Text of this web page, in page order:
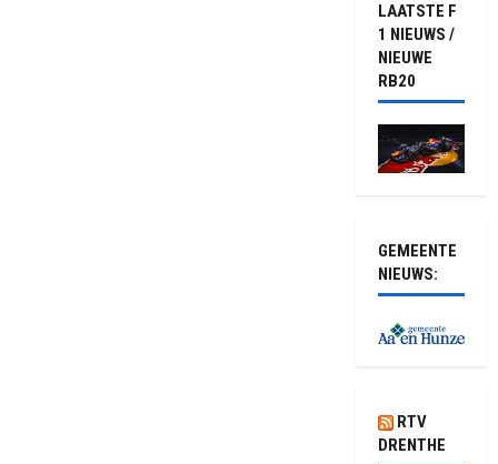
LAATSTE F
1 NIEUWS /
NIEUWE
RB20
GEMEENTE
NIEUWS:
RTV
DRENTHE